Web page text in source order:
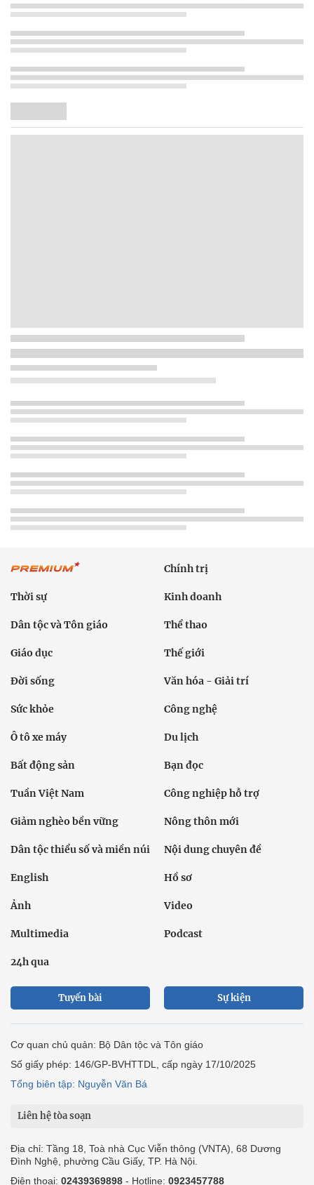
Chính trị
Thời sự Kinh doanh
Dân tộc và Tôn giáo Thể thao
Giáo dục Thế giới
Đời sống Văn hóa - Giải trí
Sức khỏe Công nghệ
Ô tô xe máy Du lịch
Bất động sản Bạn đọc
Tuần Việt Nam Công nghiệp hỗ trợ
Giảm nghèo bền vững Nông thôn mới
Dân tộc thiểu số và miền núi Nội dung chuyên đề
English Hồ sơ
Ảnh Video
Multimedia Podcast
24h qua
Tuyến bài Sự kiện
Cơ quan chủ quản: Bộ Dân tộc và Tôn giáo
Số giấy phép: 146/GP-BVHTTDL, cấp ngày 17/10/2025
Tổng biên tập: Nguyễn Văn Bá
Liên hệ tòa soạn
Địa chỉ: Tầng 18, Toà nhà Cục Viễn thông (VNTA), 68 Dương
Đình Nghệ, phường Cầu Giấy, TP. Hà Nội.
Điện thoại: 02439369898 - Hotline: 0923457788